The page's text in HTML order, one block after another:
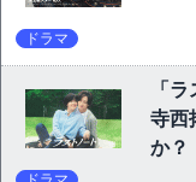
ドラマ
「
寺西
か？